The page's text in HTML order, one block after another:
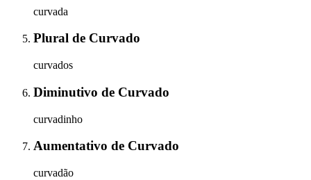
curvada
Plural de Curvado
curvados
Diminutivo de Curvado
curvadinho
Aumentativo de Curvado
curvadão